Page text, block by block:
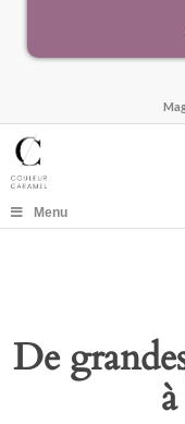
Menu
De